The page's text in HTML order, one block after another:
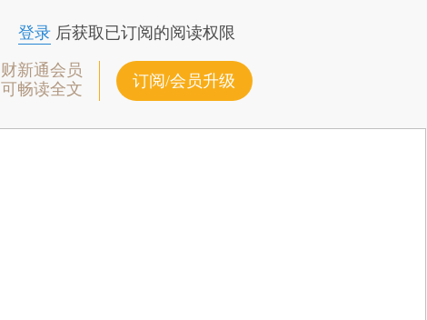
登录后获取已订阅的阅读权限
财新通会员
可畅读全文
订阅/会员升级